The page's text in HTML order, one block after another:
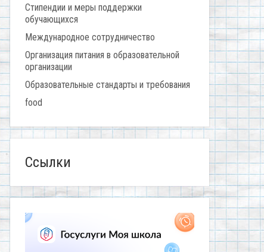
Стипендии и меры поддержки
обучающихся
Международное сотрудничество
Организация питания в образовательной
организации
Образовательные стандарты и требования
food
Ссылки